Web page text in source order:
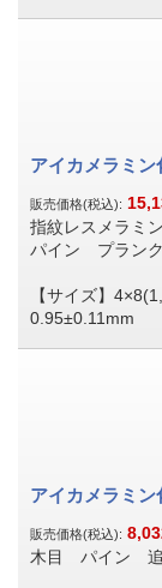
アイカメラミ
販売価格(税込):
指紋レスメラミ
パイン プラン
【サイズ】
0.95±0.11mm
アイカメラミ
販売価格(税込):
木目 パイン 追